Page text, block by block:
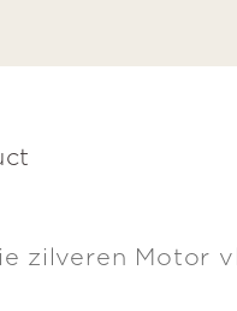
zilveren Motor